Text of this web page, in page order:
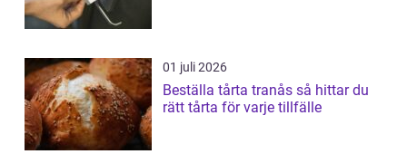
01 juli 2026
Beställa tårta tranås så hittar du
rätt tårta för varje tillfälle